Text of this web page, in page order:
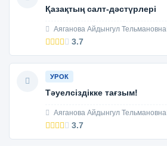
Қазақтың салт-дәстүрлері
Аяганова Айдынгул Тельмановна
3.7
УРОК
Тәуелсіздікке тағзым!
Аяганова Айдынгул Тельмановна
3.7